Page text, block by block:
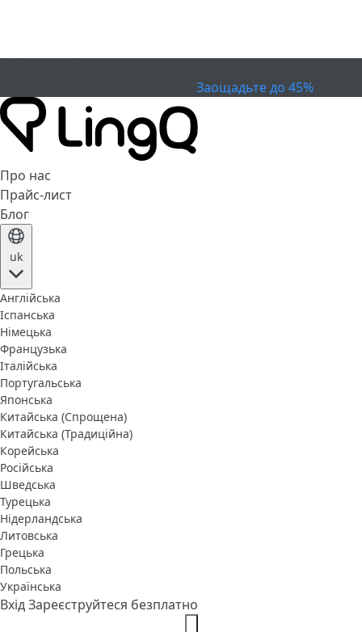
Заощадьте до 45%
Про нас
Прайс-лист
Блог
uk
Англійська
Іспанська
Німецька
Французька
Італійська
Португальська
Японська
Китайська (Спрощена)
Китайська (Традиційна)
Корейська
Російська
Шведська
Турецька
Нідерландська
Литовська
Грецька
Польська
Українська
ВхідЗареєструйтеся безплатно